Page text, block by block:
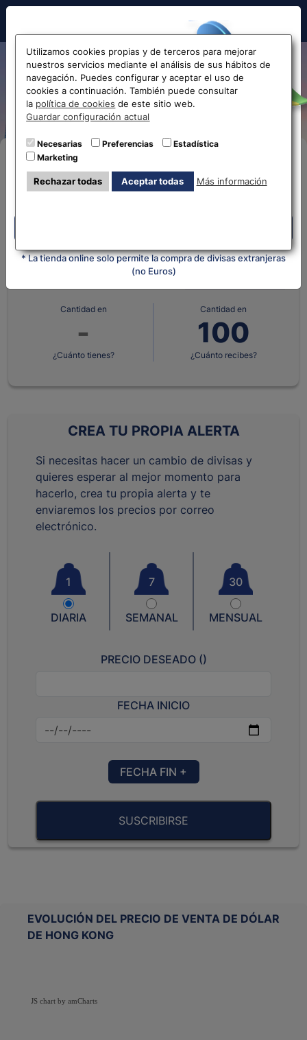
Hola!
Antes de acceder
la web...
Selecciona tu oficina más
cercana
* La tienda online solo permite la compra de divisas extranjeras
(no Euros)
Cotización y tipo de cambio
de dólar hong kong
Compra Online
quieres?
Cantidad en
¿Cuánto tienes?
Cantidad en
¿Cuánto recibes?
CREA TU PROPIA ALERTA
Si necesitas hacer un cambio de divisas y
quieres esperar al mejor momento para
hacerlo, crea tu propia alerta y te
enviaremos los precios por correo
electrónico.
1
DIARIA
7
SEMANAL
30
MENSUAL
PRECIO DESEADO ()
FECHA INICIO
FECHA FIN +
SUSCRIBIRSE
EVOLUCIÓN DEL PRECIO DE VENTA DE DÓLAR
DE HONG KONG
JS chart by amCharts
Utilizamos cookies propias y de terceros para mejorar
nuestros servicios mediante el análisis de sus hábitos de
navegación. Puedes configurar y aceptar el uso de
cookies a continuación. También puede consultar
la política de cookies de este sitio web.
Guardar configuración actual
Necesarias Preferencias
Estadística
Marketing
Rechazar todas Aceptar todas Más información